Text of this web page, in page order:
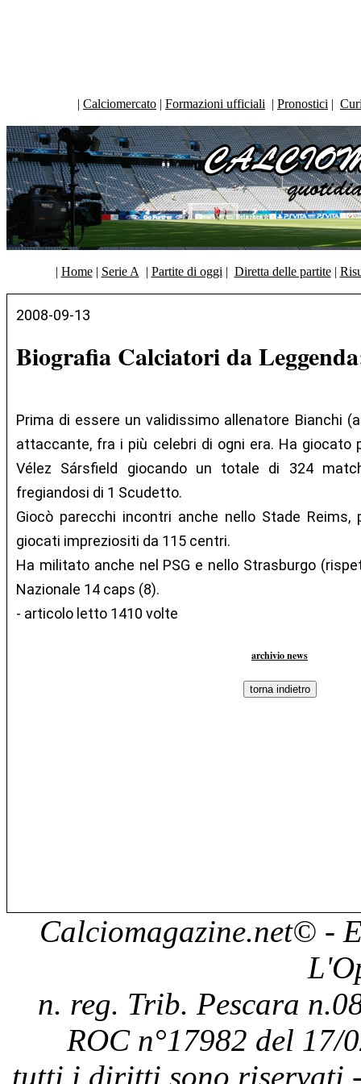
| Calciomercato | Formazioni ufficiali | Pronostici |
| Home| Serie A | Partite di oggi | Diretta delle partite|
2008-09-13
Biografia Calciatori da
Prima di essere un validissimo allenatore Bianchi
attaccante, fra i più celebri di ogni era. Ha giocato
Vélez Sársfield giocando un totale di 324
fregiandosi di 1 Scudetto.
Giocò parecchi incontri anche nello Stade
giocati impreziositi da 115 centri.
Ha militato anche nel PSG e nello Strasburgo
Nazionale 14 caps (8).
- articolo letto 1410 volte
archivio news
Calciomagazine.net© -
n. reg. Trib. Pescara
ROC n°17982 del 17/
tutti i diritti sono riservati